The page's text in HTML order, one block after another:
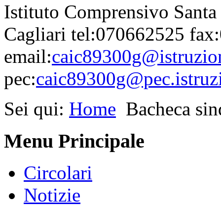
Istituto Comprensivo
Cagliari tel:070662525
email:
pec:
Sei qui: Home Bacheca
Menu Principale
Circolari
Notizie